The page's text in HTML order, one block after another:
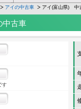
アイの中古車 アイ(富山県) 中
中古車
す